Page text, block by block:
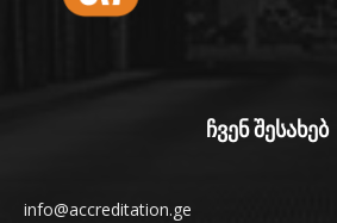
ჩვენ შესახებ
info@accreditation.ge